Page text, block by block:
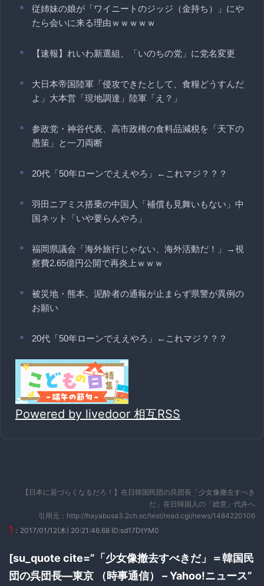
従姉妹の娘が「ワイニートのジッジ（金持ち）」にや
たら会いに来る理由ｗｗｗｗｗ
【速報】れいわ新選組、「いのちの党」に党名変更
大日本帝国陸軍「侵攻できたとして、食糧どうすんだ
よ」大本営「現地調達」陸軍「え？」
参政党・神谷代表、高市政権の食料品減税を「天下の
愚策」と一刀両断
20代「50年ローンでええやろ」←これマジ？？？
羽田ニアミス搭乗の中国人「補償も見舞いもない」中
国ネット「いや要らんやろ」
福岡県議会「海外旅行じゃない、海外活動だ！」→視
察費2.65億円公開で再炎上ｗｗｗ
被災地・熊本、泥酔者の通報が止まらず県警が異例の
お願い
20代「50年ローンでええやろ」←これマジ？？？
Powered by livedoor 相互RSS
【日本に居づらくなるだろ！】在日韓国民団の呉団長「少女像撤去すべき
だ」在日韓国人の「総意」代弁へ
引用元：http://hayabusa3.2ch.sc/test/read.cgi/news/1484220106
1 ：2017/01/12(木) 20:21:46.68 ID:sd17DtYM0
[su_quote cite=”「少女像撤去すべきだ」＝韓国民
団の呉団長―東京 （時事通信） – Yahoo!ニュース”